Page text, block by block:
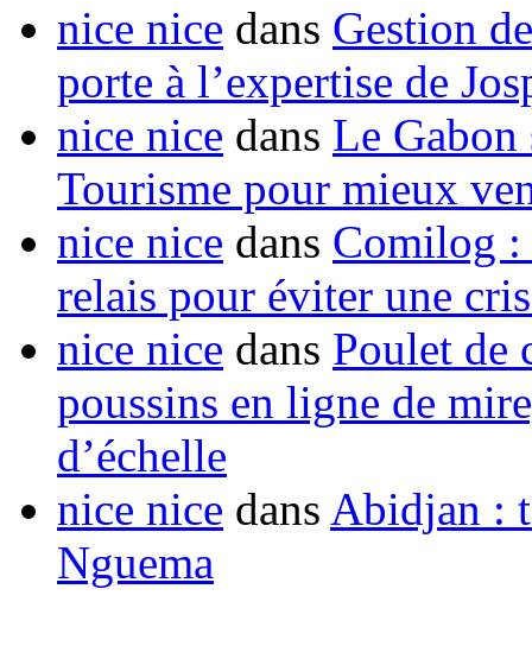
nice nice dans Gestion
porte à l’expertise de
nice nice dans Le Gabon
Tourisme pour mieux
nice nice dans Comilog :
relais pour éviter une
nice nice dans Poulet de
poussins en ligne de
d’échelle
nice nice dans Abidjan :
Nguema